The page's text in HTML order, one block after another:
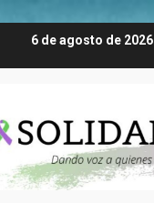
6 de agosto de 2026